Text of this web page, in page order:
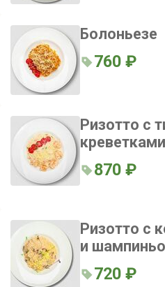
Болоньезе
760 ₽
Ризотто с
креветками
870 ₽
Ризотто с
и
720 ₽